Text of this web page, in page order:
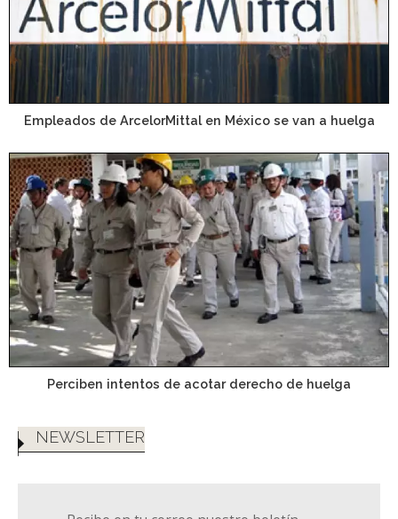
Empleados de ArcelorMittal en México se van a huelga
Perciben intentos de acotar derecho de huelga
NEWSLETTER